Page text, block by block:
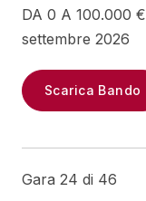
DA 0 A 100.000 €
settembre 2026
Scarica Bando
Gara 24 di 46